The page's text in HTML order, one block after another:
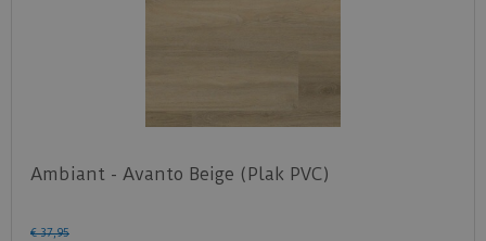
Ambiant - Avanto Beige (Plak PVC)
€ 37,95